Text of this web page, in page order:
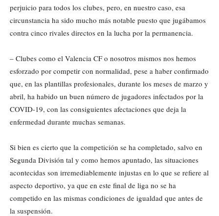
perjuicio para todos los clubes, pero, en nuestro caso, esa
circunstancia ha sido mucho más notable puesto que jugábamos
contra cinco rivales directos en la lucha por la permanencia.
– Clubes como el Valencia CF o nosotros mismos nos hemos
esforzado por competir con normalidad, pese a haber confirmado
que, en las plantillas profesionales, durante los meses de marzo y
abril, ha habido un buen número de jugadores infectados por la
COVID-19, con las consiguientes afectaciones que deja la
enfermedad durante muchas semanas.
Si bien es cierto que la competición se ha completado, salvo en
Segunda División tal y como hemos apuntado, las situaciones
acontecidas son irremediablemente injustas en lo que se refiere al
aspecto deportivo, ya que en este final de liga no se ha
competido en las mismas condiciones de igualdad que antes de
la suspensión.